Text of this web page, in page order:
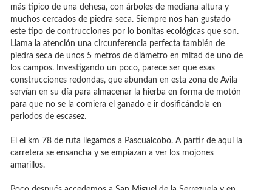
más típico de una dehesa, con árboles de mediana altura y
muchos cercados de piedra seca. Siempre nos han gustado
este tipo de contrucciones por lo bonitas ecológicas que son.
Llama la atención una circunferencia perfecta también de
piedra seca de unos 5 metros de diámetro en mitad de uno de
los campos. Investigando un poco, parece ser que esas
construcciones redondas, que abundan en esta zona de Avila
servían en su día para almacenar la hierba en forma de motón
para que no se la comiera el ganado e ir dosificándola en
periodos de escasez.
El el km 78 de ruta llegamos a Pascualcobo. A partir de aquí la
carretera se ensancha y se empiazan a ver los mojones
amarillos.